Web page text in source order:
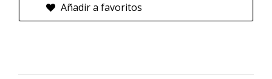
Añadir a favoritos